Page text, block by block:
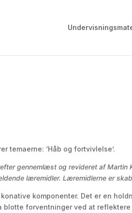
temaerne: ‘Håb og fortvivlelse’.
gennemlæst og revideret af Martin
læremidler. Læremidlerne er
komponenter. Det er en
forventninger ved at